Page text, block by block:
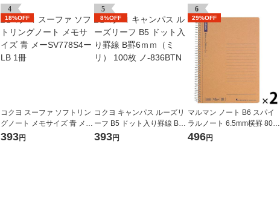
4
18%OFF
コクヨ スーファ ソフトリン
グノート メモサイズ 青 メー
SV778S4ーLB 1冊
393円
5
8%OFF
コクヨ キャンパス ルーズリ
ーフ B5 ドット入り罫線 B罫
6ｍｍ（ミリ） 100枚 ノ-836
393円
6
29%OFF
マルマン ノート B6 スパイ
ラルノート 6.5mm横罫 80枚
N238ES 2冊
496円